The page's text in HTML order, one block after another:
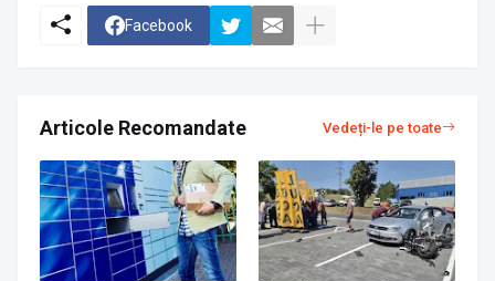
Facebook
Articole Recomandate Vedeți-le pe toate